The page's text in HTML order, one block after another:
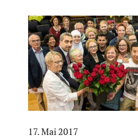
17. Mai 2017